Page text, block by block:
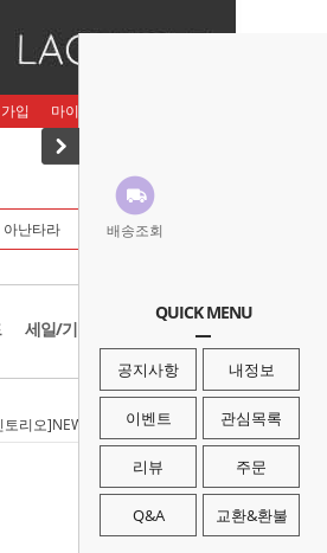
배송조회
QUICK MENU
공지사항 내정보
이벤트 관심목록
리뷰 주문
Q&A 교환&환불
입 마이페이지
세일/기획존
토리오]NEW 호락 소주에어레이터 하늘이